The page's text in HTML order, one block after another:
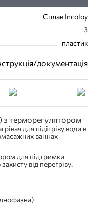
Сплав Incoloy
3
пластик
документація
з терморегулятором
для підігріву води в
ваннах
для підтримки
від перегріву.